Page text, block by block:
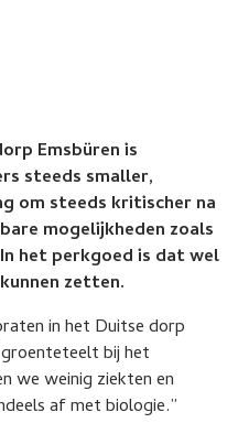
Emsbüren is
steeds smaller,
om steeds kritischer na
mogelijkheden zoals
het perkgoed is dat wel
zetten.
in het Duitse dorp
bij het
we weinig ziekten en
af met biologie.”